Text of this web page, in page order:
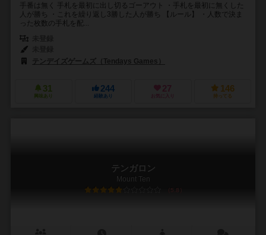
手番は無く 手札を最初に出し切るゴーアウト ・手札を最初に無くした
人が勝ち ・これを繰り返し3勝した人が勝ち 【ルール】 ・人数で決ま
った枚数の手札を配...
テンデイズゲームズ（Tendays Games）
31
興味あり
244
経験あり
27
お気に入り
146
持ってる
テンガロン
Mount Ten
5.8